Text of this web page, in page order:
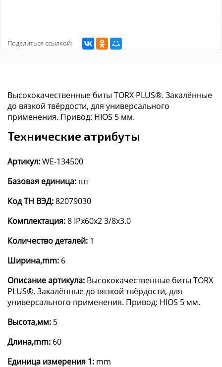
Поделиться ссылкой:
Высококачественные биты TORX PLUS®. Закалённые
до вязкой твёрдости, для универсального
применения. Привод: HIOS 5 мм.
Технические атрибуты
Артикул:WE-134500
Базовая единица: шт
Код ТН ВЭД:82079030
Комплектация:8 IPx60x2 3/8x3.0
Количество деталей: 1
Ширина,mm: 6
Описание артикула: Высококачественные биты TORX
PLUS®. Закалённые до вязкой твёрдости, для
универсального применения. Привод: HIOS 5 мм.
Высота,мм: 5
Длина,mm: 60
Единица измерения 1: mm